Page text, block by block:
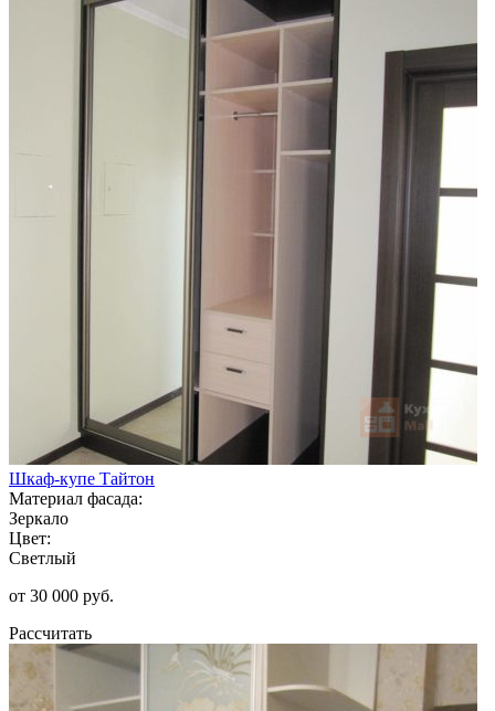
Шкаф-купе Тайтон
Материал фасада:
Зеркало
Цвет:
Светлый
от 30 000 руб.
Рассчитать